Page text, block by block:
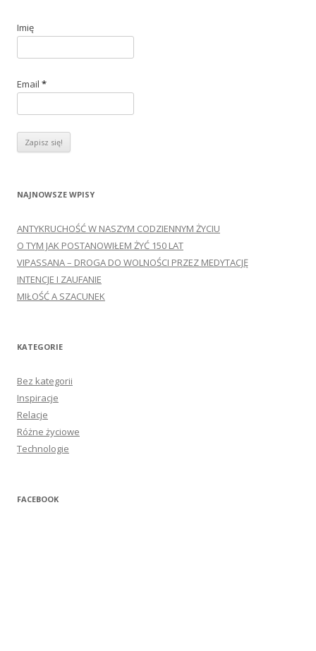
j
:
Imię
Email *
NAJNOWSZE WPISY
ANTYKRUCHOŚĆ W NASZYM CODZIENNYM ŻYCIU
O TYM JAK POSTANOWIŁEM ŻYĆ 150 LAT
VIPASSANA – DROGA DO WOLNOŚCI PRZEZ MEDYTACJĘ
INTENCJE I ZAUFANIE
MIŁOŚĆ A SZACUNEK
KATEGORIE
Bez kategorii
Inspiracje
Relacje
Różne życiowe
Technologie
FACEBOOK